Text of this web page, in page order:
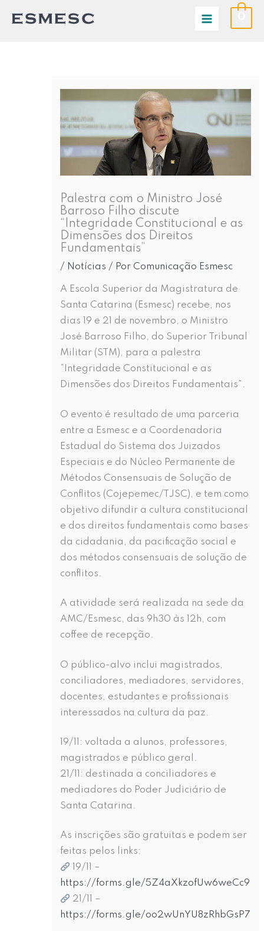
para
Palestra com o Ministro José
Barroso Filho discute
“Integridade Constitucional e as
Dimensões dos Direitos
Fundamentais”
/ Notícias / Por Comunicação Esmesc
A Escola Superior da Magistratura de
Santa Catarina (Esmesc) recebe, nos
dias 19 e 21 de novembro, o Ministro
José Barroso Filho, do Superior Tribunal
Militar (STM), para a palestra
“Integridade Constitucional e as
Dimensões dos Direitos Fundamentais”.
O evento é resultado de uma parceria
entre a Esmesc e a Coordenadoria
Estadual do Sistema dos Juizados
Especiais e do Núcleo Permanente de
Métodos Consensuais de Solução de
Conflitos (Cojepemec/TJSC), e tem como
objetivo difundir a cultura constitucional
e dos direitos fundamentais como bases
da cidadania, da pacificação social e
dos métodos consensuais de solução de
conflitos.
A atividade será realizada na sede da
AMC/Esmesc, das 9h30 às 12h, com
coffee de recepção.
O público-alvo inclui magistrados,
conciliadores, mediadores, servidores,
docentes, estudantes e profissionais
interessados na cultura da paz.
19/11: voltada a alunos, professores,
magistrados e público geral.
21/11: destinada a conciliadores e
mediadores do Poder Judiciário de
Santa Catarina.
As inscrições são gratuitas e podem ser
feitas pelos links:
19/11 –
https://forms.gle/5Z4aXkzofUw6weCc9
21/11 –
https://forms.gle/oo2wUnYU8zRhbGsP7